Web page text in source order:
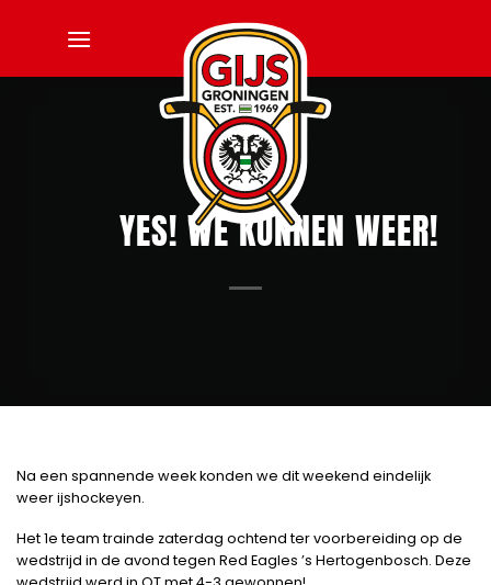
YES! WE KUNNEN WEER!
Na een spannende week konden we dit weekend eindelijk
weer ijshockeyen.
Het 1e team trainde zaterdag ochtend ter voorbereiding op de
wedstrijd in de avond tegen Red Eagles ’s Hertogenbosch. Deze